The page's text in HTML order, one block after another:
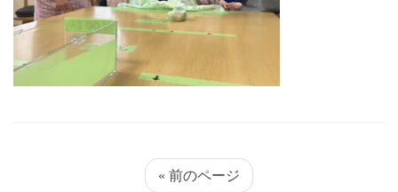
« 前のページ